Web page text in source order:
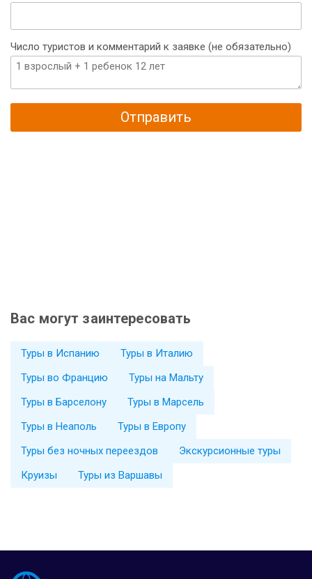
Число туристов и комментарий к заявке (не обязательно)
Отправить
Вас могут заинтересовать
Туры в Испанию
Туры в Италию
Туры во Францию
Туры на Мальту
Туры в Барселону
Туры в Марсель
Туры в Неаполь
Туры в Европу
Туры без ночных переездов
Экскурсионные туры
Круизы
Туры из Варшавы